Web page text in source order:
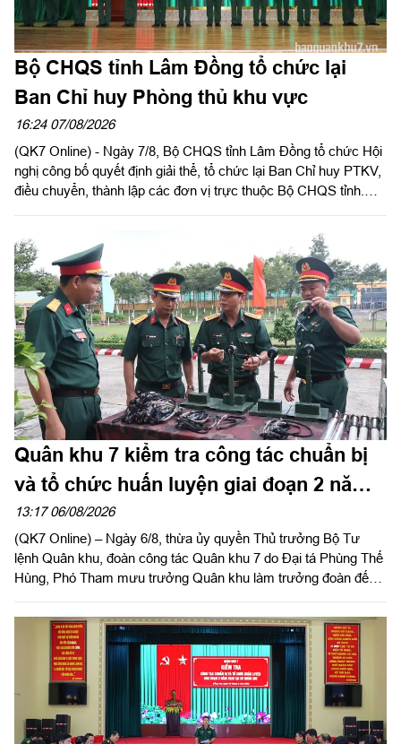
Bộ CHQS tỉnh Lâm Đồng tổ chức lại
Ban Chỉ huy Phòng thủ khu vực
16:24 07/08/2026
(QK7 Online) - Ngày 7/8, Bộ CHQS tỉnh Lâm Đồng tổ chức Hội
nghị công bố quyết định giải thể, tổ chức lại Ban Chỉ huy PTKV,
điều chuyển, thành lập các đơn vị trực thuộc Bộ CHQS tỉnh.
Tư lệnh, Tham mưu trưởng Quân khu dự và chỉ đạo hội nghị.
Thiếu tướng Đinh Hồng Tiếng, Ủy viên Thường vụ Tỉnh ủy, Chỉ
huy trưởng Bộ CHQS tỉnh Lâm Đồng chủ trì hội nghị.
Quân khu 7 kiểm tra công tác chuẩn bị
và tổ chức huấn luyện giai đoạn 2 năm
2026 tại Sư đoàn 309
13:17 06/08/2026
(QK7 Online) – Ngày 6/8, thừa ủy quyền Thủ trưởng Bộ Tư
lệnh Quân khu, đoàn công tác Quân khu 7 do Đại tá Phùng Thế
Hùng, Phó Tham mưu trưởng Quân khu làm trưởng đoàn đến
năm 2026 tại Sư đoàn 309.